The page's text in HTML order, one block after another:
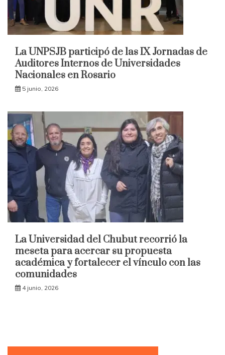
La UNPSJB participó de las IX Jornadas de
Auditores Internos de Universidades
Nacionales en Rosario
5 junio, 2026
La Universidad del Chubut recorrió la
meseta para acercar su propuesta
académica y fortalecer el vínculo con las
comunidades
4 junio, 2026